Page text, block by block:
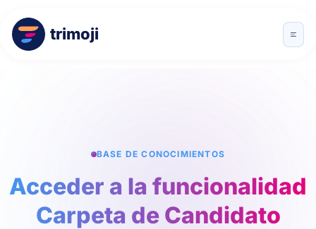
trimoji
BASE DE CONOCIMIENTOS
Acceder a la funcionalidad
Carpeta de Candidato